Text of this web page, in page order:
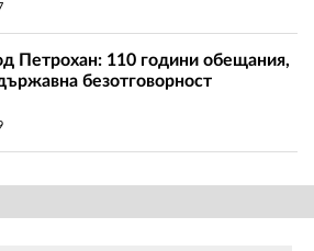
Петрохан: 110 години обещания,
безотговорност